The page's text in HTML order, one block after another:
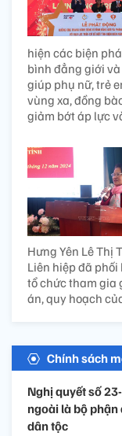
hiện các biện
bình đẳng giới
giúp phụ nữ, trẻ
vùng xa, đồng
giảm bớt áp lực
Hưng Yên Lê Thị
Liên hiệp đã
tổ chức tham gia
án, quy hoạch
Chính sách
Nghị quyết số
ngoài là bộ
dân tộc